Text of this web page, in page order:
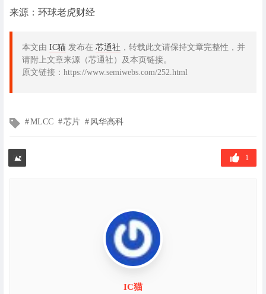
来源：环球老虎财经
本文由 IC猫 发布在 芯通社 ，转载此文请保持文章完整性，并
请附上文章来源（芯通社）及本页链接。
原文链接：https://www.semiwebs.com/252.html
文
签
MLCC 芯片 风华高科
1
IC猫